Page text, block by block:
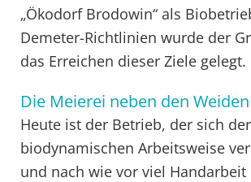
„Ökodorf Brodowin“ als
Demeter-Richtlinien wurde der
das Erreichen dieser Ziele gelegt.
Die Meierei neben den Weiden
Heute ist der Betrieb, der sich der
biodynamischen Arbeitsweise
und nach wie vor viel Handarbeit